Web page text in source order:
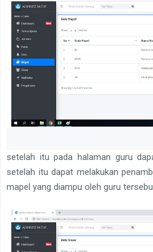
setelah itu pada halaman guru
setelah itu dapat melakukan
mapel yang diampu oleh guru